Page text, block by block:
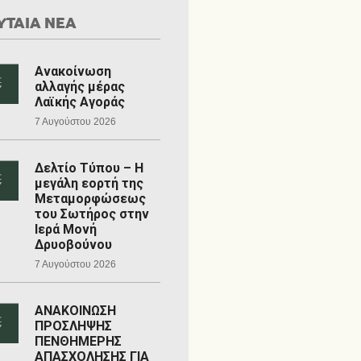
ΝΕΑ
Ανακοίνωση
αλλαγής μέρας
Λαϊκής Αγοράς
7 Αυγούστου 2026
Δελτίο Τύπου – Η
μεγάλη εορτή της
Μεταμορφώσεως
του Σωτήρος στην
Ιερά Μονή
Δρυοβούνου
7 Αυγούστου 2026
ΑΝΑΚΟΙΝΩΣΗ
ΠΡΟΣΛΗΨΗΣ
ΠΕΝΘΗΜΕΡΗΣ
ΑΠΑΣΧΟΛΗΣΗΣ ΓΙΑ